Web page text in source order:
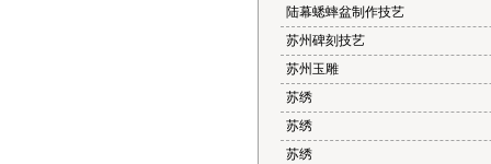
陆幕蟋蟀盆制作技艺
苏州碑刻技艺
苏州玉雕
苏绣
苏绣
苏绣